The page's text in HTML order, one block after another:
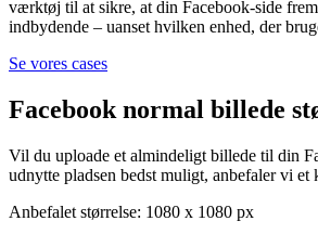
værktøj til at sikre, at din Facebook-side
indbydende – uanset hvilken enhed, der
Se vores cases
Facebook normal billede
Vil du uploade et almindeligt billede til din
udnytte pladsen bedst muligt, anbefaler vi et
Anbefalet størrelse: 1080 x 1080 px